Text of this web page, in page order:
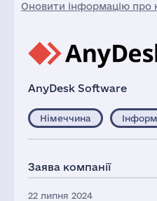
Оновити інформацію про
AnyDesk Software
Німеччина
Заява компанії
22 липня 2024